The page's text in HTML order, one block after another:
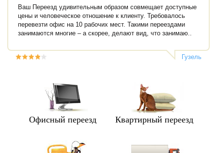
Ваш Переезд удивительным образом совмещает доступные
цены и человеческое отношение к клиенту. Требовалось
перевезти офис на 10 рабочих мест. Такими переездами
занимаются многие – а скорее, делают вид, что занимаю..
Гузель
Офисный переезд Квартирный переезд